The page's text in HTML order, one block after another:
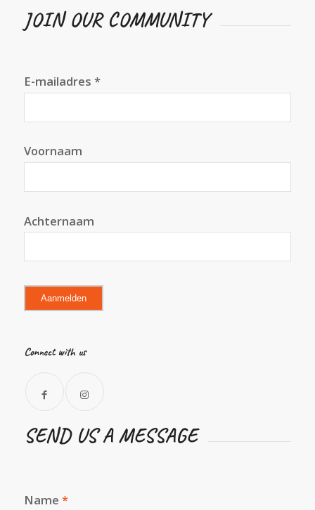
JOIN OUR COMMUNITY
E-mailadres *
Voornaam
Achternaam
Connect with us
SEND US A MESSAGE
Name *